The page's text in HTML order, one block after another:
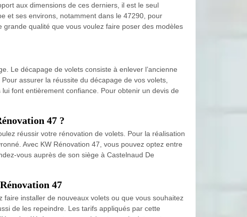
aux dimensions de ces derniers, il est le seul
et ses environs, notamment dans le 47290, pour
grande qualité que vous voulez faire poser des modèles
Le décapage de volets consiste à enlever l’ancienne
assurer la réussite du décapage de vos volets,
font entièrement confiance. Pour obtenir un devis de
47 ?
réussir votre rénovation de volets. Pour la réalisation
Avec KW Rénovation 47, vous pouvez optez entre
vous auprès de son siège à Castelnaud De
47
faire installer de nouveaux volets ou que vous souhaitez
de les repeindre. Les tarifs appliqués par cette